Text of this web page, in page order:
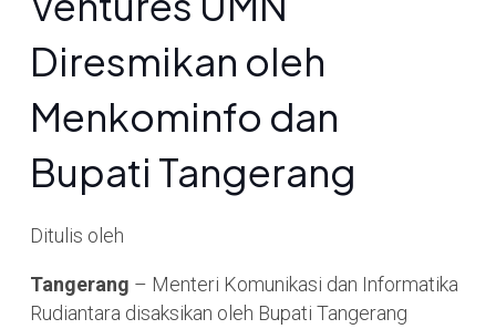
Diresmikan oleh
Menkominfo dan
Bupati Tangerang
Ditulis oleh
Tangerang – Menteri Komunikasi dan Informatika
Rudiantara disaksikan oleh Bupati Tangerang